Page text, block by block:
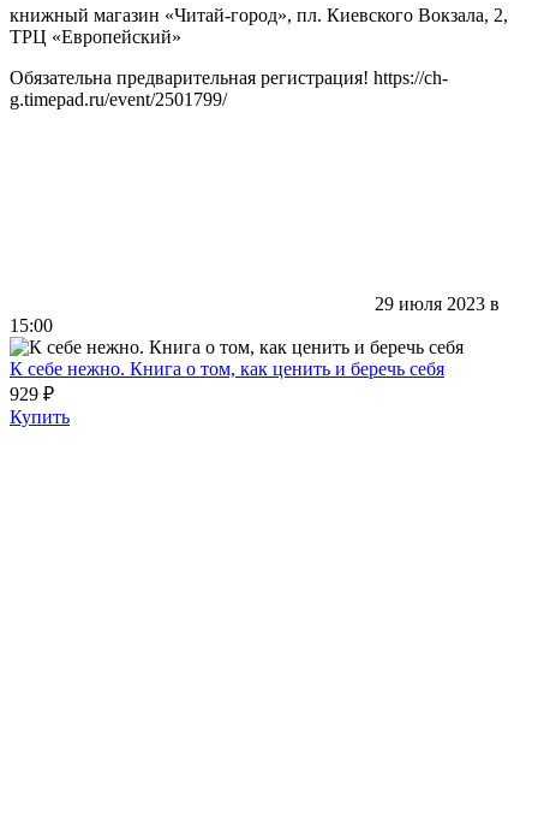
книжный магазин «Читай-город», пл. Киевского Вокзала, 2,
ТРЦ «Европейский»
Обязательна предварительная регистрация! https://ch-
g.timepad.ru/event/2501799/
29 июля 2023 в
15:00
К себе нежно. Книга о том, как ценить и беречь себя
929 ₽
Купить